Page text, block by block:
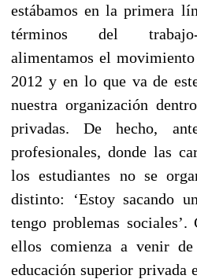
estábamos en la primera
términos del trabajo-
alimentamos el
2012 y en lo que va de
nuestra organización
privadas. De hecho,
profesionales, donde las
los estudiantes no se
distinto: ‘Estoy sacando
tengo problemas
ellos comienza a venir
educación superior privada